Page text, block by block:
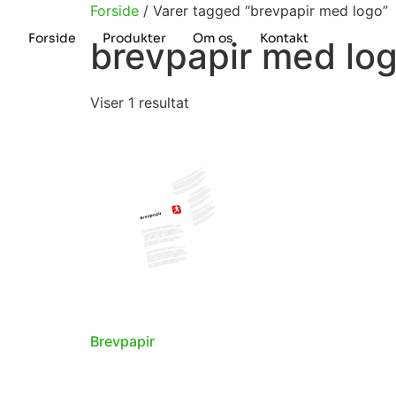
Forside Produkter Om os Kontakt
Forside / Varer tagged “brevpapir med logo”
brevpapir med
Viser 1 resultat
Brevpapir